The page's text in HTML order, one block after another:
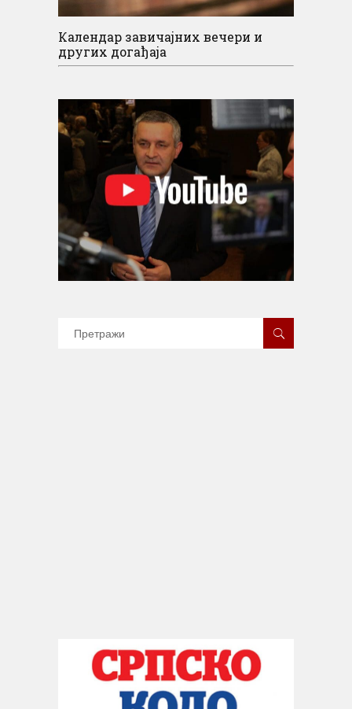
Календар завичајних вечери и
других догађаја